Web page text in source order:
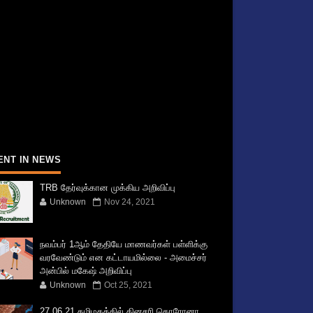
IN NEWS
TRB தேர்வுக்கான முக்கிய அறிவிப்பு
Unknown Nov 24, 2021
நவம்பர் 1ஆம் தேதியே மாணவர்கள் பள்ளிக்கு
வரவேண்டும் என கட்டாயமில்லை - அமைச்சர்
அன்பில் மகேஷ் அறிவிப்பு
Unknown Oct 25, 2021